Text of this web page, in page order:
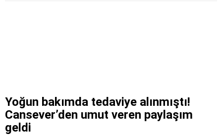
Yoğun bakımda tedaviye alınmıştı!
Cansever’den umut veren paylaşım
geldi